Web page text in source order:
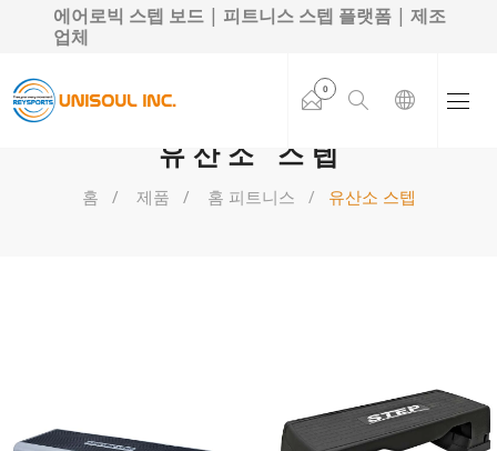
에어로빅 스텝 보드 | 피트니스 스텝 플랫폼 | 제조
업체
0
유산소 스텝
홈 제품 홈 피트니스 유산소 스텝